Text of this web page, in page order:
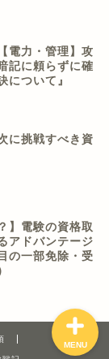
電力・管理】攻
記に頼らずに確
について』
に挑戦すべき資
】電験の資格取
アドバンテージ
の一部免除・受
MENU
運営